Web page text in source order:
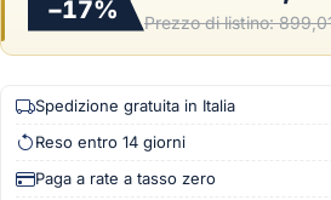
−17% Prezzo di listino:
Spedizione gratuita in Italia
Reso entro 14 giorni
Paga a rate a tasso zero